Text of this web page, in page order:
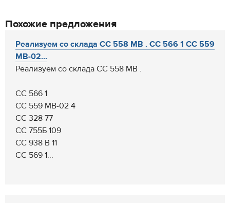
Похожие предложения
Реализуем со склада СС 558 МВ . СС 566 1 СС 559
МВ-02...
Реализуем со склада СС 558 МВ .
СС 566 1
СС 559 МВ-02 4
СС 328 77
CC 755Б 109
СС 938 В 11
СС 569 1...